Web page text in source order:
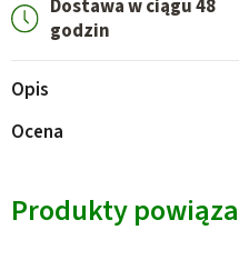
Dostawa w ciągu 48
godzin
Opis
Ocena
Produkty